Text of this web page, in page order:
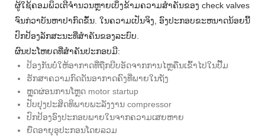
ຜູ້​ໃຊ້​ຄອມ​ພິວ​ເຕີ​ຈໍາ​ນວນ​ຫຼາຍ​ເບິ່ງ​ຂ້າມ​ຄວາມ​ສໍາ​ຄັນ​ຂອງ check valves
ຈົນ​ກ​່​ວາ​ບັນ​ຫາ​ປາ​ກົດ​ຂຶ້ນ​. ໃນຄວາມເປັນຈິງ, ອົງປະກອບຂະຫນາດນ້ອຍນີ້
ປົກປ້ອງລັກສະນະທີ່ສໍາຄັນຂອງລະບົບ.
ຜົນປະໂຫຍດທີ່ສໍາຄັນປະກອບມີ:
ປ້ອງກັນບໍ່ໃຫ້ອາກາດທີ່ຖືກບີບອັດຈາກການໄຫຼຄືນເຂົ້າໄປໃນປັ໊ມ
ຮັກສາຄວາມກົດດັນອາກາດຄົງທີ່ພາຍໃນຖັງ
ຫຼຸດຜ່ອນການໂຫຼດ motor startup
ປັບປຸງປະສິດທິພາບພະລັງງານ compressor
ປົກປ້ອງອົງປະກອບພາຍໃນຈາກຄວາມເສຍຫາຍ
ຍືດອາຍຸອຸປະກອນໂດຍລວມ